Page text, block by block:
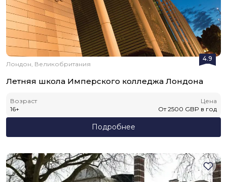
4.9
Лондон, Великобритания
Летняя школа Имперского колледжа Лондона
Возраст
16+
Цена
От 2500 GBP в год
Подробнее